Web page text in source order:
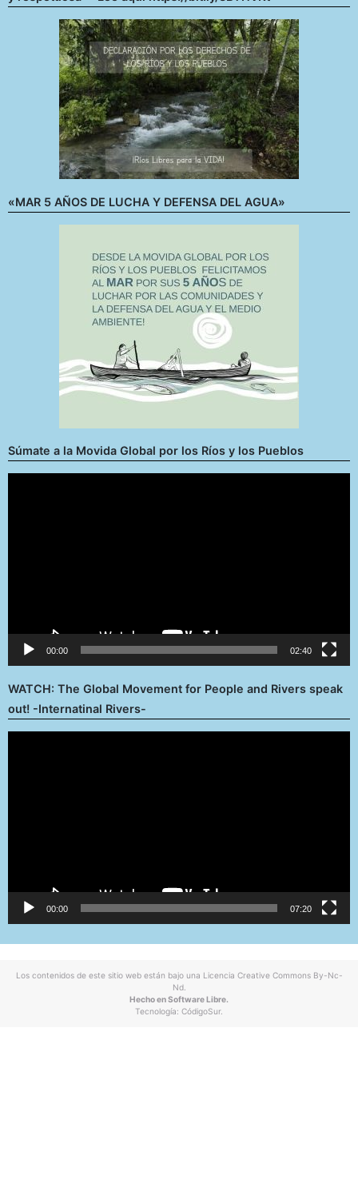
«MAR 5 AÑOS DE LUCHA Y DEFENSA DEL AGUA»
Súmate a la Movida Global por los Ríos y los Pueblos
00:00 02:40
WATCH: The Global Movement for People and Rivers speak
out! -Internatinal Rivers-
00:00 07:20
Los contenidos de este sitio web están bajo una Licencia Creative Commons By-Nc-
Nd.
Hecho en Software Libre.
Tecnología: CódigoSur.